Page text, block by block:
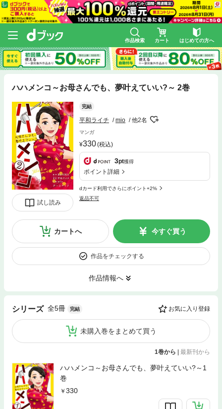
作品検索 カート はじめての方へ
ハハメンコ～お母さんでも、夢叶えていい?～ 2巻
試し読み
完結
平和ライチ mio 他2名
マンガ
330(税込)
3pt獲得
ポイント詳細
dカード利用でさらにポイント+2%
返品不可
カートへ 今すぐ買う
作品をチェックする
作品情報へ
シリーズ 全5冊 完結 お気に入り登録
未購入巻をまとめて買う
1巻から | 最新刊から
ハハメンコ～お母さんでも、夢叶えていい?～1
巻
330